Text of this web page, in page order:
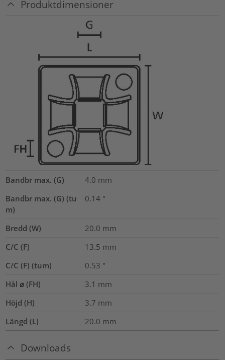
Produktdimensioner
Bandbr max. (G) 4.0 mm
Bandbr max. (G) (tu
m)
0.14 "
Bredd (W) 20.0 mm
C/C (F)
13.5 mm
C/C (F) (tum)
0.53 "
Hål ⌀ (FH)
3.1 mm
Höjd (H)
3.7 mm
Längd (L)
20.0 mm
Downloads